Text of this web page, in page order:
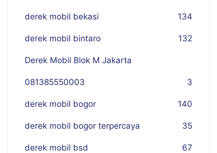
derek mobil bekasi 134
derek mobil bintaro 132
Derek Mobil Blok M Jakarta
081385550003 3
derek mobil bogor 140
derek mobil bogor terpercaya 35
derek mobil bsd 67